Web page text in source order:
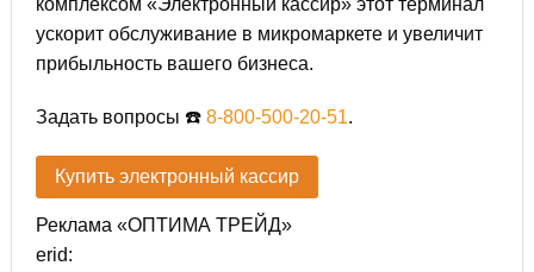
комплексом «Электронный кассир» этот терминал
ускорит обслуживание в микромаркете и увеличит
прибыльность вашего бизнеса.
Задать вопросы ☎️ 8-800-500-20-51.
Купить электронный кассир
Реклама «ОПТИМА ТРЕЙД»
erid: